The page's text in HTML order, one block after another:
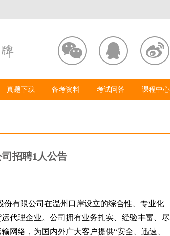
真题下载 备考资料 考试问答 课程中心
招聘1人公告
有限公司在温州口岸设立的综合性、专业化
代理企业。公司拥有业务扎实、经验丰富、尽
网络，为国内外广大客户提供“安全、迅速、